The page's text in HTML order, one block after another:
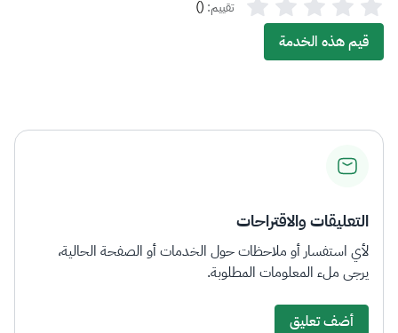
تقييم: (
)
قيم هذه الخدمة
التعليقات والاقتراحات
لأي استفسار أو ملاحظات حول الخدمات أو الصفحة الحالية،
يرجى ملء المعلومات المطلوبة.
أضف تعليق